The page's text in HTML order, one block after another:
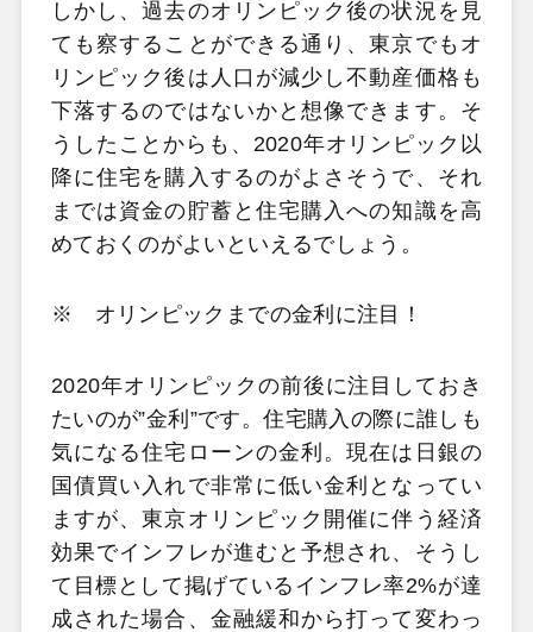
しかし、過去のオリンピック後の状況を見
ても察することができる通り、東京でもオ
リンピック後は人口が減少し不動産価格も
下落するのではないかと想像できます。そ
うしたことからも、2020年オリンピック以
降に住宅を購入するのがよさそうで、それ
までは資金の貯蓄と住宅購入への知識を高
めておくのがよいといえるでしょう。
※ オリンピックまでの金利に注目！
2020年オリンピックの前後に注目しておき
たいのが”金利”です。住宅購入の際に誰しも
気になる住宅ローンの金利。現在は日銀の
国債買い入れで非常に低い金利となってい
ますが、東京オリンピック開催に伴う経済
効果でインフレが進むと予想され、そうし
て目標として掲げているインフレ率2%が達
成された場合、金融緩和から打って変わっ